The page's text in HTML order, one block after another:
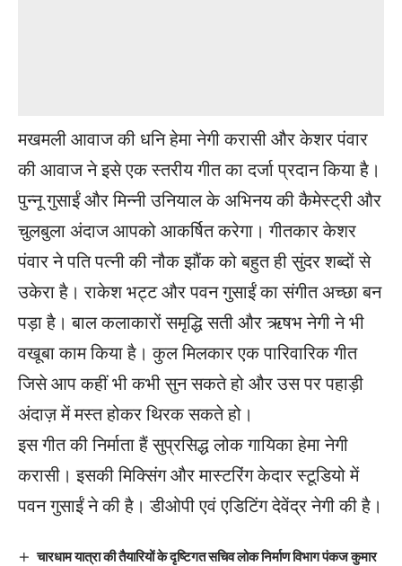
मखमली आवाज की धनि हेमा नेगी करासी और केशर पंवार
की आवाज ने इसे एक स्तरीय गीत का दर्जा प्रदान किया है।
पुन्नू गुसाईं और मिन्नी उनियाल के अभिनय की कैमेस्ट्री और
चुलबुला अंदाज आपको आकर्षित करेगा। गीतकार केशर
पंवार ने पति पत्नी की नौक झौंक को बहुत ही सुंदर शब्दों से
उकेरा है। राकेश भट्ट और पवन गुसाईं का संगीत अच्छा बन
पड़ा है। बाल कलाकारों समृद्धि सती और ऋषभ नेगी ने भी
वखूबा काम किया है। कुल मिलकार एक पारिवारिक गीत
जिसे आप कहीं भी कभी सुन सकते हो और उस पर पहाड़ी
अंदाज़ में मस्त होकर थिरक सकते हो।
इस गीत की निर्माता हैं सुप्रसिद्ध लोक गायिका हेमा नेगी
करासी। इसकी मिक्सिंग और मास्टरिंग केदार स्टूडियो में
पवन गुसाईं ने की है। डीओपी एवं एडिटिंग देवेंद्र नेगी की है।
चारधाम यात्रा की तैयारियों के दृष्टिगत सचिव लोक निर्माण विभाग पंकज कुमार